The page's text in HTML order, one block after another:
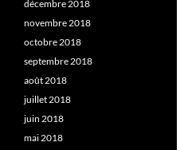
décembre 2018
novembre 2018
octobre 2018
septembre 2018
août 2018
juillet 2018
juin 2018
mai 2018